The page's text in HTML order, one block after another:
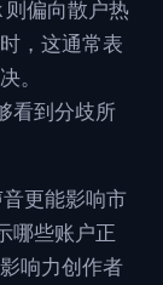
偏向散户热
，这通常表
。
看到分歧所
更能影响市
哪些账户正
响力创作者